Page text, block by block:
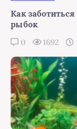
Как
рыбок
0 1692